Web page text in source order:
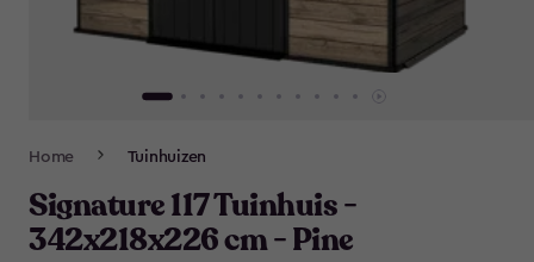
Home Tuinhuizen
Signature 117 Tuinhuis -
342x218x226 cm - Pine